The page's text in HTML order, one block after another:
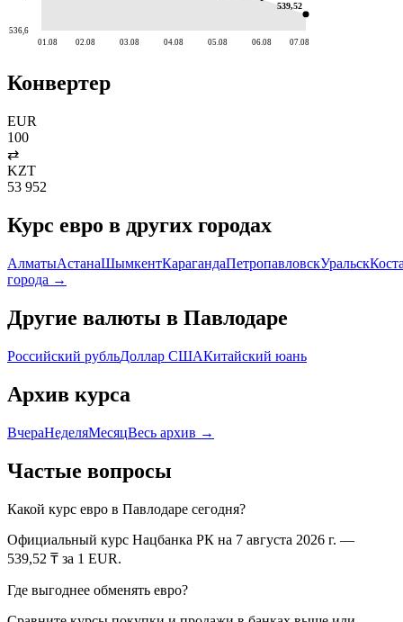
536,6
539,52
01.08 02.08 03.08 04.08 05.08 06.08 07.08
Конвертер
EUR
100
⇄
KZT
53 952
Курс евро в других городах
АлматыАстанаШымкентКарагандаПетропавловскУральск
города →
Другие валюты в Павлодаре
Российский рубльДоллар СШАКитайский юань
Архив курса
ВчераНеделяМесяцВесь архив →
Частые вопросы
Какой курс евро в Павлодаре сегодня?
Официальный курс Нацбанка РК на 7 августа 2026 г. —
539,52 ₸ за 1 EUR.
Где выгоднее обменять евро?